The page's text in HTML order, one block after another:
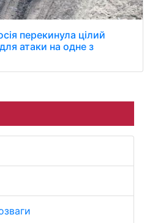
перекинула цілий
атаки на одне з